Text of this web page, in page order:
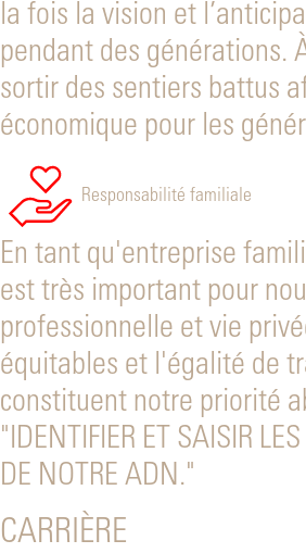
la fois la vision et
pendant des générations.
sortir des sentiers battus
économique pour les
Responsabilité familiale
En tant qu'entreprise
est très important pour
professionnelle et vie
équitables et l'égalité de
constituent notre priorité
"IDENTIFIER ET SAISIR
DE NOTRE ADN."
CARRIÈRE